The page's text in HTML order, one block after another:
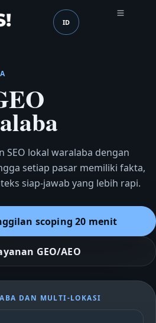
Bahasa (mobile
ID
SEO lokal waralaba dengan
setiap pasar memiliki fakta,
siap-jawab yang lebih rapi.
scoping 20 menit
GEO/AEO
DAN MULTI-LOKASI